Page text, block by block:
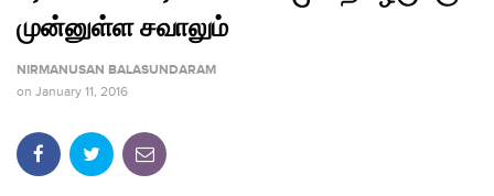
முன்னுள்ள சவாலும்
NIRMANUSAN BALASUNDARAM
on January 11, 2016